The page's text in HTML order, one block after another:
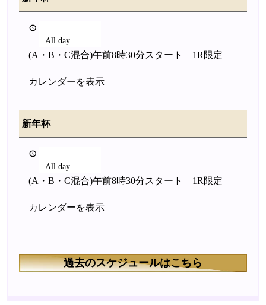
All day
(A・B・C混合)午前8時30分スタート 1R限定
カレンダーを表示
新年杯
All day
(A・B・C混合)午前8時30分スタート 1R限定
カレンダーを表示
過去のスケジュールはこちら